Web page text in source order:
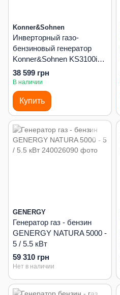
Konner&Sohnen
Инверторный газо-
бензиновый генератор
Konner&Sohnen KS3100iG
S - 3 кВт
38 599 грн
В наличии
Купить
GENERGY
Генератор газ - бензин
GENERGY NATURA 5000 -
5 / 5.5 кВт
59 310 грн
Нет в наличии